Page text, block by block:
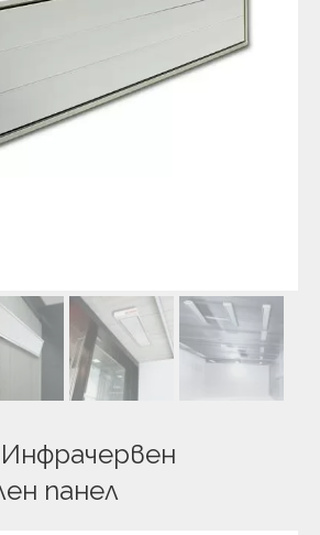
Инфрачервен
панел